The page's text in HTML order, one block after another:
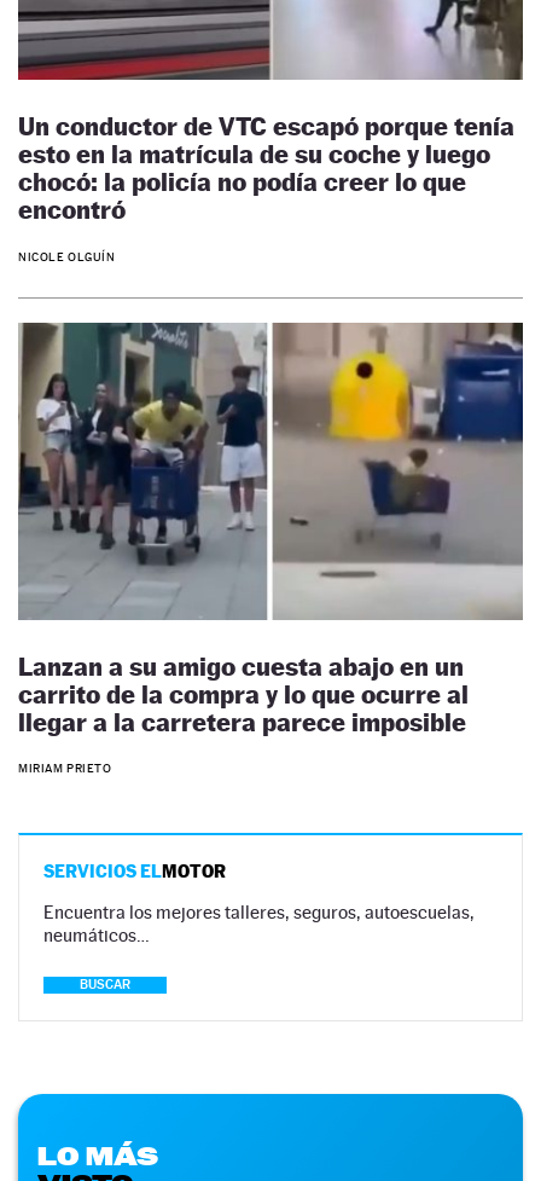
Un conductor de VTC escapó porque tenía
esto en la matrícula de su coche y luego
chocó: la policía no podía creer lo que
encontró
NICOLE OLGUÍN
Lanzan a su amigo cuesta abajo en un
carrito de la compra y lo que ocurre al
llegar a la carretera parece imposible
MIRIAM PRIETO
SERVICIOS ELMOTOR
Encuentra los mejores talleres, seguros, autoescuelas,
neumáticos…
BUSCAR
LO MÁS